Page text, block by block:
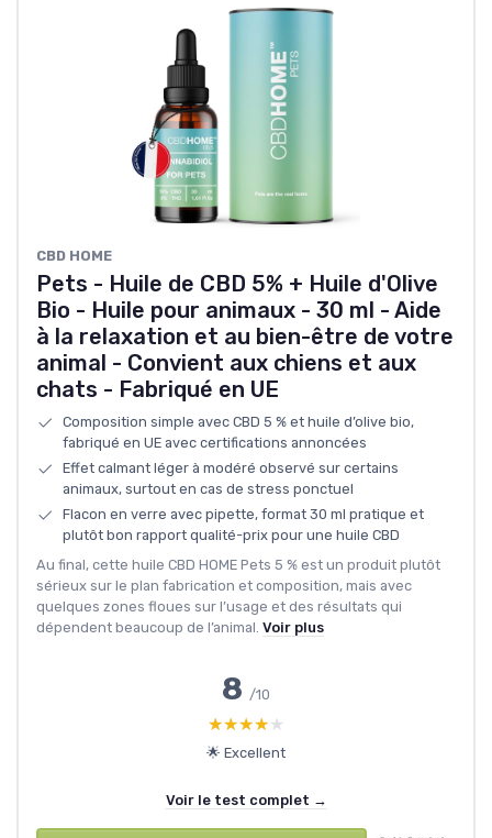
‎CBD HOME
Pets - Huile de CBD 5% + Huile d'Olive
Bio - Huile pour animaux - 30 ml - Aide
à la relaxation et au bien-être de votre
animal - Convient aux chiens et aux
chats - Fabriqué en UE
Composition simple avec CBD 5 % et huile d’olive bio,
fabriqué en UE avec certifications annoncées
Effet calmant léger à modéré observé sur certains
animaux, surtout en cas de stress ponctuel
Flacon en verre avec pipette, format 30 ml pratique et
plutôt bon rapport qualité-prix pour une huile CBD
Au final, cette huile CBD HOME Pets 5 % est un produit plutôt
sérieux sur le plan fabrication et composition, mais avec
quelques zones floues sur l’usage et des résultats qui
dépendent beaucoup de l’animal. Voir plus
8 /10
★★★★★
★★★★★
🌟 Excellent
Voir le test complet →